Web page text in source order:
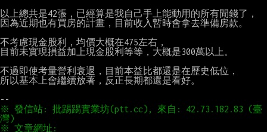
以上總共是42張，已經算是我自己手上能動用的所有閒錢了，
因為近期也有買房的計畫，目前收入暫時會拿去準備房款。
不考慮現金股利，均價大概在475左右，
目前未實現損益加上現金股利等等，大概是300萬以上。
不過即使考量營利衰退，目前本益比都還是在歷史低位，
所以基本上會繼續放著，反正長期都還是看好。
※ 發信站: 批踢踢實業坊(ptt.cc), 來自: 42.73.182.83 (臺